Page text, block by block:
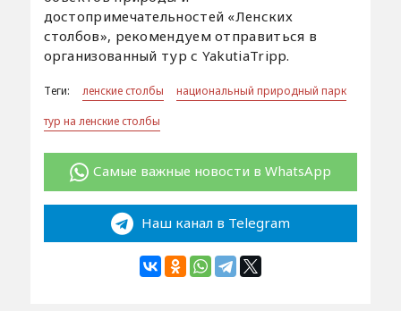
достопримечательностей «Ленских
столбов», рекомендуем отправиться в
организованный тур с YakutiaTripp.
Теги: ленские столбы
национальный природный парк
тур на ленские столбы
Самые важные новости в WhatsApp
Наш канал в Telegram